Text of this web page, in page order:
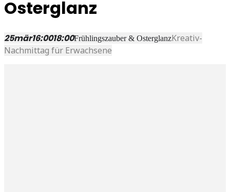
Osterglanz
25mär16:0018:00Frühlingszauber & OsterglanzKreativ-
Nachmittag für Erwachsene